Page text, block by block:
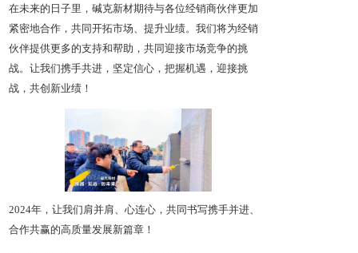
在未来的日子里，碱克新材期待与各位经销商伙伴更加
紧密地合作，共同开拓市场、提升业绩。我们将为经销
伙伴提供更多的支持和帮助，共同迎接市场竞争的挑
战。让我们携手共进，坚定信心，把握机遇，迎接挑
战，共创新业绩！
2024年，让我们肩并肩、心连心，共同书写携手并进、
合作共赢的高质量发展新篇章！